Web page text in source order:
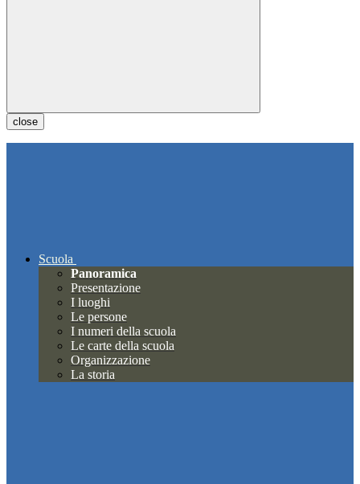
close
Scuola
Panoramica
Presentazione
I luoghi
Le persone
I numeri della scuola
Le carte della scuola
Organizzazione
La storia